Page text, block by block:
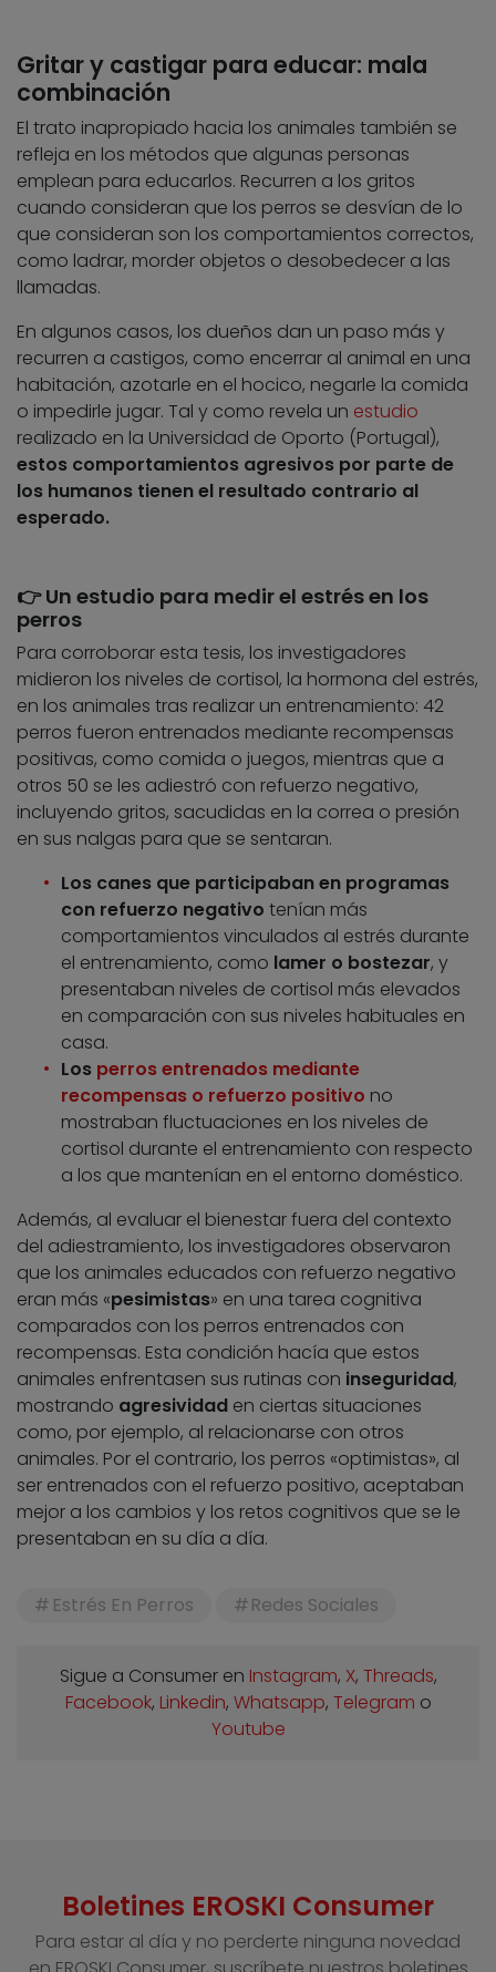
Gritar y castigar para educar: mala
combinación
El trato inapropiado hacia los animales también se
refleja en los métodos que algunas personas
emplean para educarlos. Recurren a los gritos
cuando consideran que los perros se desvían de lo
que consideran son los comportamientos correctos,
como ladrar, morder objetos o desobedecer a las
llamadas.
En algunos casos, los dueños dan un paso más y
recurren a castigos, como encerrar al animal en una
habitación, azotarle en el hocico, negarle la comida
o impedirle jugar. Tal y como revela un estudio
realizado en la Universidad de Oporto (Portugal),
estos comportamientos agresivos por parte de
los humanos tienen el resultado contrario al
esperado.
👉 Un estudio para medir el estrés en los
perros
Para corroborar esta tesis, los investigadores
midieron los niveles de cortisol, la hormona del estrés,
en los animales tras realizar un entrenamiento: 42
perros fueron entrenados mediante recompensas
positivas, como comida o juegos, mientras que a
otros 50 se les adiestró con refuerzo negativo,
incluyendo gritos, sacudidas en la correa o presión
en sus nalgas para que se sentaran.
Los canes que participaban en programas
con refuerzo negativo tenían más
comportamientos vinculados al estrés durante
el entrenamiento, como lamer o bostezar, y
presentaban niveles de cortisol más elevados
en comparación con sus niveles habituales en
casa.
Los perros entrenados mediante
recompensas o refuerzo positivo no
mostraban fluctuaciones en los niveles de
cortisol durante el entrenamiento con respecto
a los que mantenían en el entorno doméstico.
Además, al evaluar el bienestar fuera del contexto
del adiestramiento, los investigadores observaron
que los animales educados con refuerzo negativo
eran más «pesimistas» en una tarea cognitiva
comparados con los perros entrenados con
recompensas. Esta condición hacía que estos
animales enfrentasen sus rutinas con inseguridad,
mostrando agresividad en ciertas situaciones
como, por ejemplo, al relacionarse con otros
animales. Por el contrario, los perros «optimistas», al
ser entrenados con el refuerzo positivo, aceptaban
mejor a los cambios y los retos cognitivos que se le
presentaban en su día a día.
Estrés En Perros Redes Sociales
Sigue a Consumer en Instagram, X, Threads,
Facebook, Linkedin, Whatsapp, Telegram o
Youtube
Boletines EROSKI Consumer
Para estar al día y no perderte ninguna novedad